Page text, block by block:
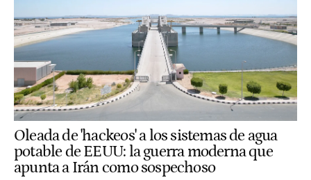
Oleada de 'hackeos' a los sistemas de agua
potable de EEUU: la guerra moderna que
apunta a Irán como sospechoso